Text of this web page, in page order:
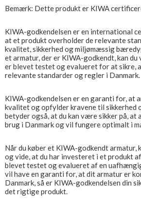
Bemærk: Dette produkt er KIWA
KIWA-godkendelsen er en international
at et produkt overholder de relevante
kvalitet, sikkerhed og miljømæssig
et armatur, der er KIWA-godkendt, kan
er blevet testet og evalueret for at sikre,
relevante standarder og regler i Danmark.
KIWA-godkendelsen er en garanti for, at
kvalitet og opfylder kravene til sikkerhed
betyder også, at du kan være sikker på,
brug i Danmark og vil fungere optimalt i
Når du køber et KIWA-godkendt armatur,
og vide, at du har investeret i et produkt
blevet testet og evalueret af en
vil have en garanti for, at dit armatur er
Danmark, så er KIWA-godkendelsen din
det rigtige produkt.